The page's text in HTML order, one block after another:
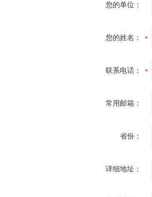
您的单位：
您的姓名：
联系电话：
常用邮箱：
省份：
详细地址：